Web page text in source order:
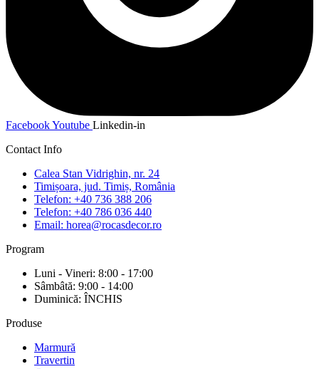
FacebookYoutube Linkedin-in
Contact Info
Calea Stan Vidrighin, nr. 24
Timișoara, jud. Timiș, România
Telefon: +40 736 388 206
Telefon: +40 786 036 440
Email: horea@rocasdecor.ro
Program
Luni - Vineri: 8:00 - 17:00
Sâmbâtă: 9:00 - 14:00
Duminică: ÎNCHIS
Produse
Marmură
Travertin